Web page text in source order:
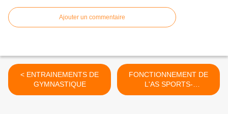
Ajouter un commentaire
< ENTRAINEMENTS DE
GYMNASTIQUE
FONCTIONNEMENT DE
L'AS SPORTS-
COLLECTIFS >